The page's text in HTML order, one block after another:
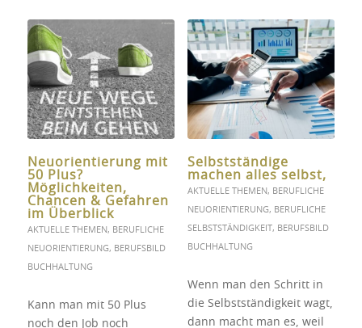
Neuorientierung mit
50 Plus?
Möglichkeiten,
Chancen & Gefahren
im Überblick
AKTUELLE THEMEN, BERUFLICHE
NEUORIENTIERUNG, BERUFSBILD
BUCHHALTUNG
Kann man mit 50 Plus
noch den Job noch
Selbstständige
machen alles selbst,
AKTUELLE THEMEN, BERUFLICHE
NEUORIENTIERUNG, BERUFLICHE
SELBSTSTÄNDIGKEIT, BERUFSBILD
BUCHHALTUNG
Wenn man den Schritt in
die Selbstständigkeit wagt,
dann macht man es, weil